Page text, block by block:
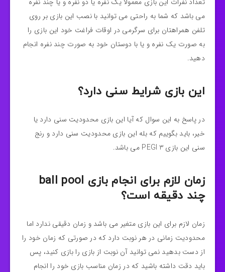
می باشد که شما به راحتی می توانید با نصب این بازی بر روی
تلفن همراهتان برای سرگرمی در اوقات فراغت خود این بازی را
به صورت یک نفره و یا با دوستان خود به صورت چند نفره انجام
دهید.
این بازی شرایط سنی دارد؟
در پاسخ به این سوال که آیا این بازی محدودیت سنی دارد یا
خیر، باید بگوییم که بله این بازی محدودیت سنی دارد و رنج
سنی این بازی PEGI 3 می باشد.
زمان لازم برای انجام بازی ball pool
چند دقیقه است؟
زمان لازم برای این بازی متغیر می باشد و زمان دقیقی ندارد اما
محدودیت زمانی در هر نوبت دارد که در صورتی که زمان خود را
از دست بدهید نمی توانید آن نوبت از بازی را بازی کنید، پس
باید دقت داشته باشید که در زمان مناسب بازی خود را انجام